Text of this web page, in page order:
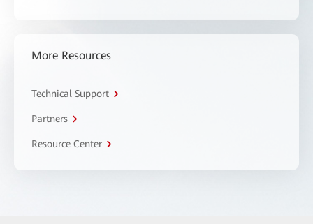
More Resources
Technical Support
Partners
Resource Center